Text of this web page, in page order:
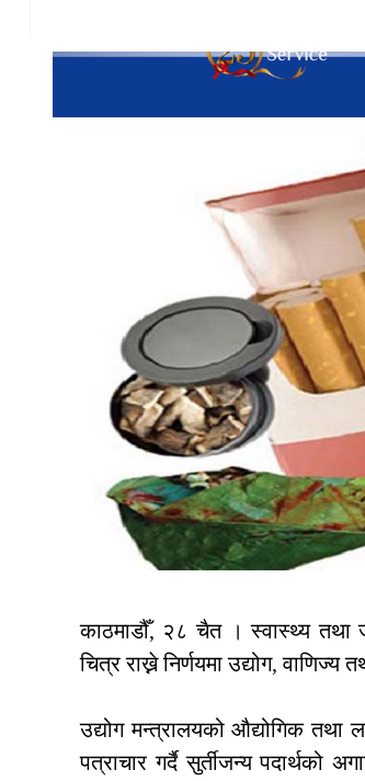
काठमाडौँ, २८ चैत । स्वास्थ्य तथा
चित्र राख्ने निर्णयमा उद्योग,
उद्योग मन्त्रालयको औद्योगिक तथा
पत्राचार गर्दै सुर्तीजन्य पदार्थको